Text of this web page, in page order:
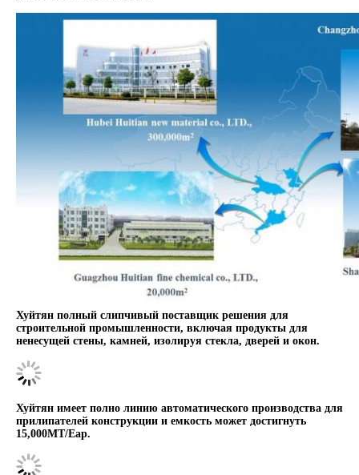
Хуйтян полный слипчивый поставщик решения для
строительной промышленности, включая продукты для
ненесущей стены, камней, изолируя стекла, дверей и окон.
Хуйтян имеет полно линию автоматического производства для
прилипателей конструкции и емкость может достигнуть
15,000МТ/Еар.